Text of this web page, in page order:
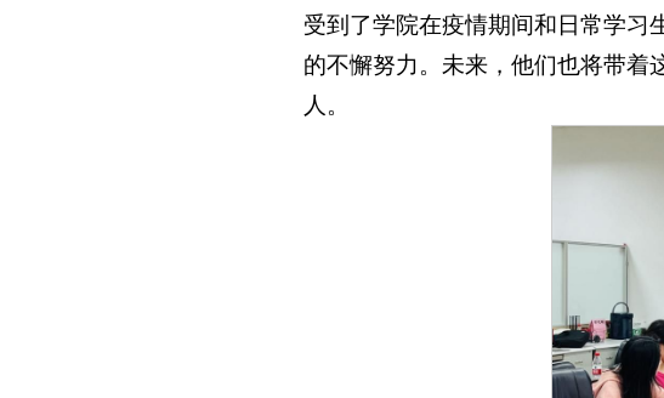
受到了学院在疫情期间和日常学习
的不懈努力。未来，他们也将带着
人。